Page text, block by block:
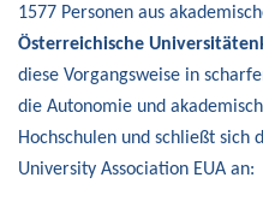
1577 Personen aus
Österreichische
diese Vorgangsweise in
die Autonomie und
Hochschulen und schließt sich
University Association EUA an: